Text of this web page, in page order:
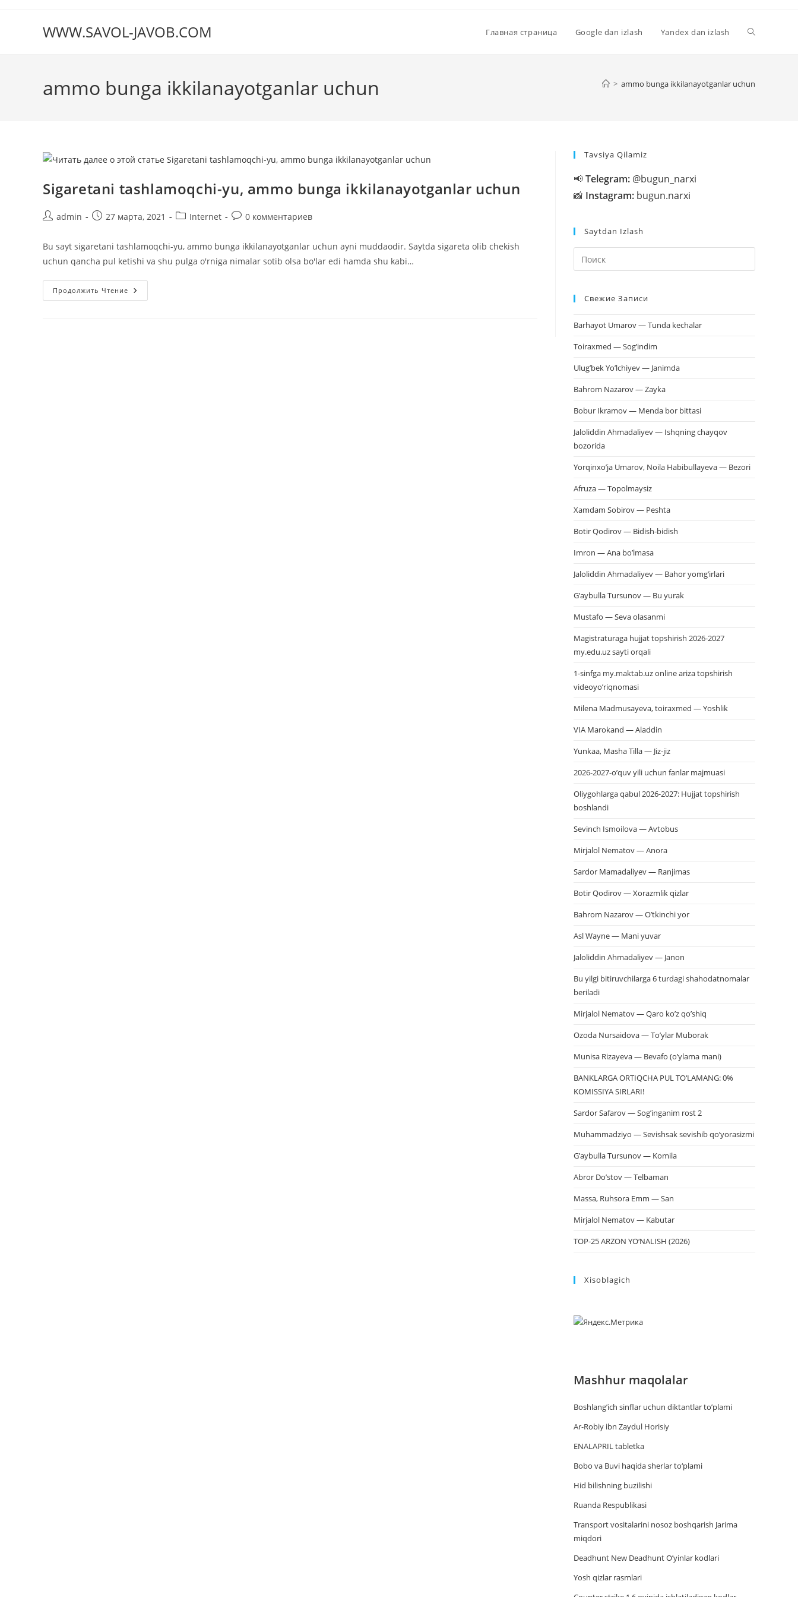
содержимомуWWW.SAVOL-JAVOB.COM Главная страница Google dan izlash Yandex dan izlash
ammo bunga ikkilanayotganlar uchun > ammo bunga ikkilanayotganlar uchun
Sigaretani tashlamoqchi-yu, ammo bunga ikkilanayotganlar uchun
Авторadmin
Запись27 марта, 2021
Рубрика
Internet
Комментарии
записи:
0 комментариев
Bu sayt sigaretani tashlamoqchi-yu, ammo bunga ikkilanayotganlar uchun ayni muddaodir. Saytda sigareta olib chekish
uchun qancha pul ketishi va shu pulga o'rniga nimalar sotib olsa bo'lar edi hamda shu kabi…
Продолжить Чтение Sigaretani
Tashlamoqchi-
Tavsiya Qilamiz
📢Telegram: @bugun_narxi
📸 Instagram: bugun.narxi
Saytdan Izlash
клавишу
Свежие Записи
Barhayot Umarov — Tunda kechalar
Toiraxmed — Sog’indim
Ulug’bek Yo’lchiyev — Janimda
Bahrom Nazarov — Zayka
Bobur Ikramov — Menda bor bittasi
Jaloliddin Ahmadaliyev — Ishqning chayqov
bozorida
Yorqinxo’ja Umarov, Noila Habibullayeva — Bezori
Afruza — Topolmaysiz
Xamdam Sobirov — Peshta
Botir Qodirov — Bidish-bidish
Imron — Ana bo’lmasa
Jaloliddin Ahmadaliyev — Bahor yomg’irlari
G’aybulla Tursunov — Bu yurak
Mustafo — Seva olasanmi
Magistraturaga hujjat topshirish 2026-2027
my.edu.uz sayti orqali
1-sinfga my.maktab.uz online ariza topshirish
videoyo’riqnomasi
Milena Madmusayeva, toiraxmed — Yoshlik
VIA Marokand — Aladdin
Yunkaa, Masha Tilla — Jiz-jiz
2026-2027-o’quv yili uchun fanlar majmuasi
Oliygohlarga qabul 2026-2027: Hujjat topshirish
boshlandi
Sevinch Ismoilova — Avtobus
Mirjalol Nematov — Anora
Sardor Mamadaliyev — Ranjimas
Botir Qodirov — Xorazmlik qizlar
Bahrom Nazarov — O’tkinchi yor
Asl Wayne — Mani yuvar
Jaloliddin Ahmadaliyev — Janon
Bu yilgi bitiruvchilarga 6 turdagi shahodatnomalar
beriladi
Mirjalol Nematov — Qaro ko’z qo’shiq
Ozoda Nursaidova — To’ylar Muborak
Munisa Rizayeva — Bevafo (o’ylama mani)
BANKLARGA ORTIQCHA PUL TO‘LAMANG: 0%
KOMISSIYA SIRLARI!
Sardor Safarov — Sog’inganim rost 2
Muhammadziyo — Sevishsak sevishib qo’yorasizmi
G’aybulla Tursunov — Komila
Abror Do’stov — Telbaman
Massa, Ruhsora Emm — San
Mirjalol Nematov — Kabutar
TOP-25 ARZON YO‘NALISH (2026)
Xisoblagich
Mashhur maqolalar
Boshlang’ich sinflar uchun diktantlar to’plami
Ar-Robiy ibn Zaydul Horisiy
ENALAPRIL tabletka
Bobo va Buvi haqida sherlar to‘plami
Hid bilishning buzilishi
Ruanda Respublikasi
Trаnsport vositаlаrini nosoz boshqаrish Jаrimа
miqdori
Deadhunt New Deadhunt O’yinlar kodlari
Yosh qizlar rasmlari